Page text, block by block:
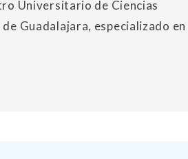
Universitario de Ciencias
Guadalajara, especializado en